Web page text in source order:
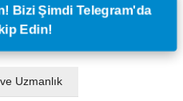
Bizi Şimdi Telegram'da
Edin!
Uzmanlık